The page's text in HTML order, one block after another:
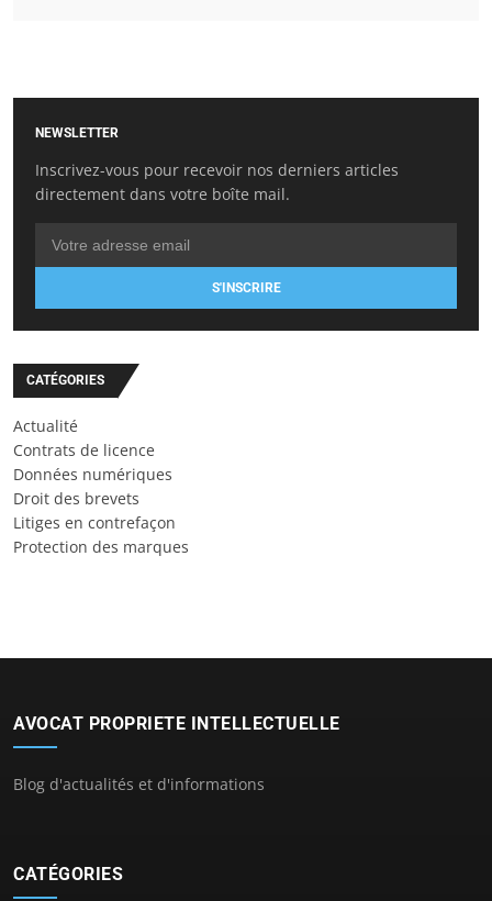
NEWSLETTER
Inscrivez-vous pour recevoir nos derniers articles
directement dans votre boîte mail.
S'INSCRIRE
CATÉGORIES
Actualité
Contrats de licence
Données numériques
Droit des brevets
Litiges en contrefaçon
Protection des marques
AVOCAT PROPRIETE INTELLECTUELLE
Blog d'actualités et d'informations
CATÉGORIES